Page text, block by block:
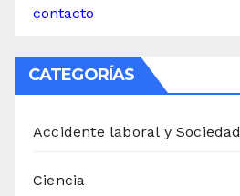
contacto
CATEGORÍAS
Accidente laboral y Sociedad
Ciencia